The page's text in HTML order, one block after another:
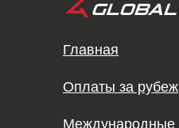
Главная
Международные
Оплаты за рубеж